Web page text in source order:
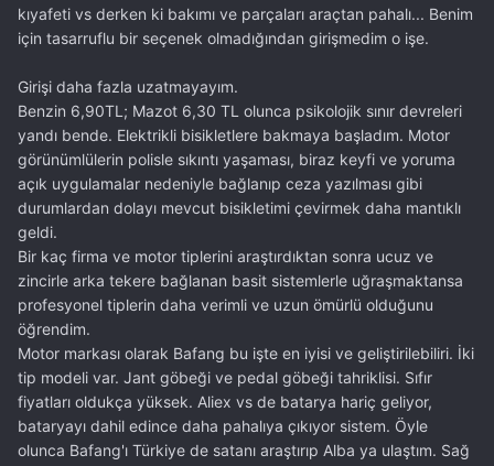
kıyafeti vs derken ki bakımı ve parçaları araçtan pahalı... Benim
için tasarruflu bir seçenek olmadığından girişmedim o işe.
Girişi daha fazla uzatmayayım.
Benzin 6,90TL; Mazot 6,30 TL olunca psikolojik sınır devreleri
yandı bende. Elektrikli bisikletlere bakmaya başladım. Motor
görünümlülerin polisle sıkıntı yaşaması, biraz keyfi ve yoruma
açık uygulamalar nedeniyle bağlanıp ceza yazılması gibi
durumlardan dolayı mevcut bisikletimi çevirmek daha mantıklı
geldi.
Bir kaç firma ve motor tiplerini araştırdıktan sonra ucuz ve
zincirle arka tekere bağlanan basit sistemlerle uğraşmaktansa
profesyonel tiplerin daha verimli ve uzun ömürlü olduğunu
öğrendim.
Motor markası olarak Bafang bu işte en iyisi ve geliştirilebiliri. İki
tip modeli var. Jant göbeği ve pedal göbeği tahriklisi. Sıfır
fiyatları oldukça yüksek. Aliex vs de batarya hariç geliyor,
bataryayı dahil edince daha pahalıya çıkıyor sistem. Öyle
olunca Bafang'ı Türkiye de satanı araştırıp Alba ya ulaştım. Sağ